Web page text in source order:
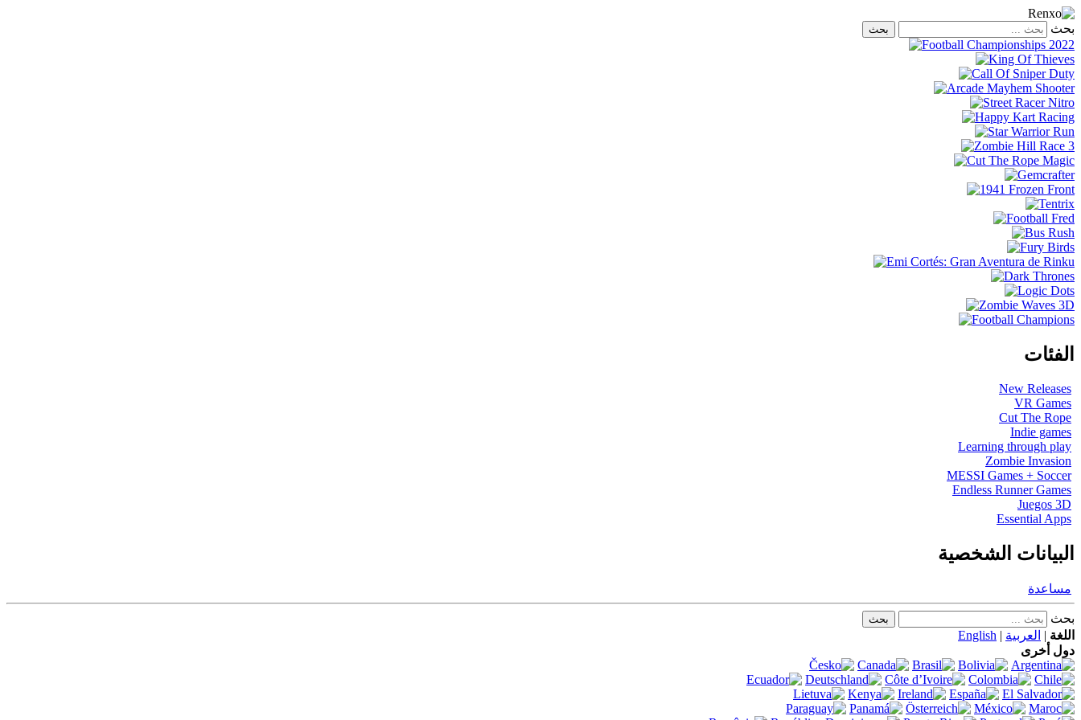
بحث
الفئات
New Releases
VR Games
Cut The Rope
Indie games
Learning through play
Zombie Invasion
MESSI Games + Soccer
Endless Runner Games
Juegos 3D
Essential Apps
البيانات الشخصية
مساعدة
بحث
اللغة | العربية |
English
دول أخرى